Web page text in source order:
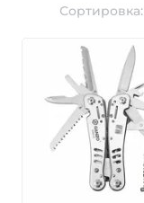
Сортировка: